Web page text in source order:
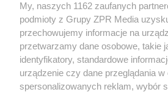
Żaden utwór zamieszczony w serwisie nie
rozpowszechniany lub dalej
tym także elektroniczny lub mechaniczny) na
eksploatacji w jakiejkolwiek formie, włącznie z
bez pisemnej zgody właściciela praw.
wykorzystanie utworów w całości lub w części
bez właściwej zgody, jest zabronione pod
prawnie.
My, naszych 1162 zaufanych
podmioty z Grupy ZPR Media
przechowujemy informacje na
przetwarzamy dane osobowe, takie
identyfikatory, standardowe
urządzenie czy dane przeglądania w
spersonalizowanych reklam, wybór